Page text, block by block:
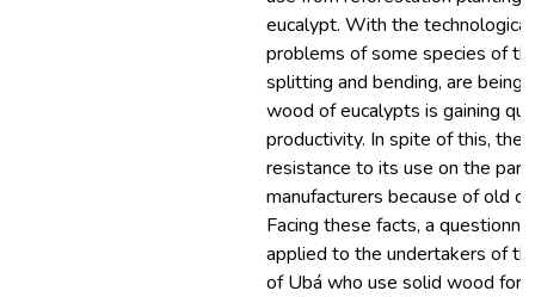
eucalypt. With the
problems of some species of
splitting and bending, are being
wood of eucalypts is gaining
productivity. In spite of this,
resistance to its use on the
manufacturers because of old
Facing these facts, a
applied to the undertakers of
of Ubá who use solid wood for